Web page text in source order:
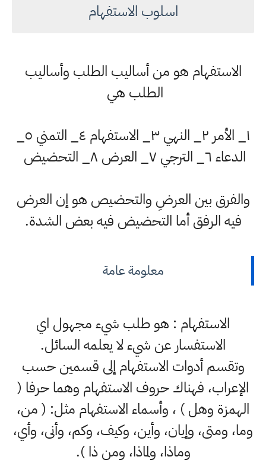
اسلوب الاستفهام
الاستفهام هو من أساليب الطلب وأساليب
الطلب هي
الدعاء ٦_ الترجي ٧_ العرض ٨_ التحضيض
والفرق بين العرضِ والتحضيص هو إن العرض
فيه الرفق أما التحضيض فيه بعض الشدة.
معلومة عامة
الاستفهام : هو طلب شيء مجهول اي
الاستفسار عن شيء لا يعلمه السائل.
وتقسم أدوات الاستفهام إلى قسمين حسب
الإعراب، فهناك حروف الاستفهام وهما حرفا (
الهمزة وهل ) ، وأسماء الاستفهام مثل: ( من،
وما، ومتى، وإيان، وأين، وكيف، وكم، وأنى، وأي،
وماذا، ولماذا، ومن ذا ).